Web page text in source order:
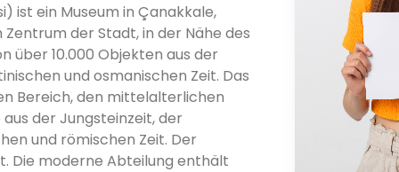
ist ein Museum in Çanakkale,
der Stadt, in der Nähe des
über 10.000 Objekten aus der
und osmanischen Zeit. Das
Bereich, den mittelalterlichen
der Jungsteinzeit, der
und römischen Zeit. Der
Die moderne Abteilung enthält